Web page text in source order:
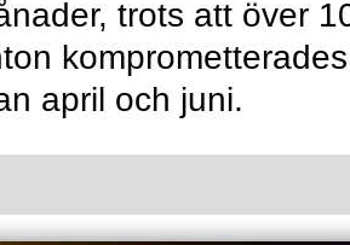
trots att över
komprometterades
april och juni.